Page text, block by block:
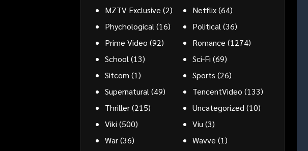
MZTV Exclusive (2) Netflix(64)
Phychological(16) Political(36)
Prime Video (92) Romance (1274)
School(13) Sci-Fi (69)
Sitcom (1) Sports (26)
Supernatural(49) TencentVideo (133)
Thriller(215) Uncategorized(10)
Viki (500) Viu(3)
War(36) Wavve (1)